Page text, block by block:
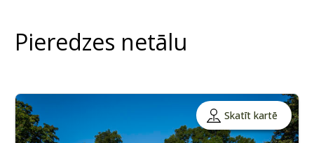
Pieredzes netālu
Skatīt kartē